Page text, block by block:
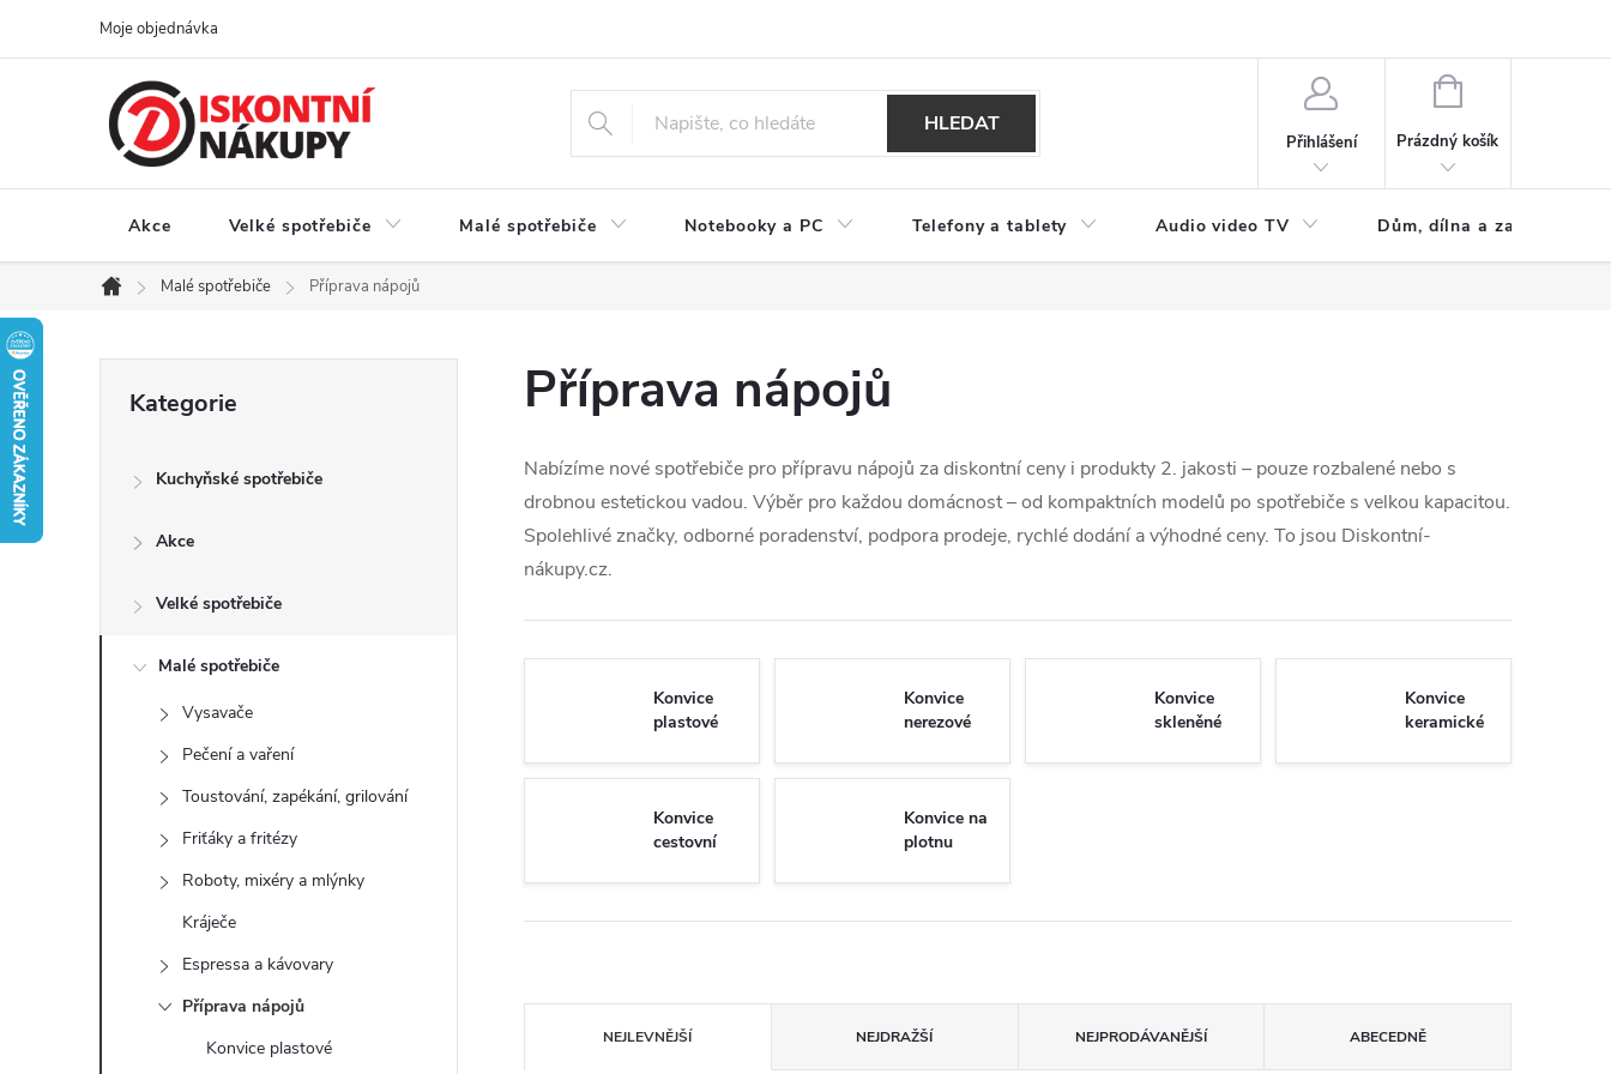
Moje objednávka
HLEDAT
Přihlášení
NÁKUPNÍ
Prázdný košík
Akce Velké spotřebiče Malé spotřebiče Notebooky a PC Telefony a tablety Audio video TV Dům, dílna a zahrada
Domů
Malé spotřebiče Příprava nápojů
r
kategorie
Kategorie
Kuchyňské spotřebiče
Akce
Velké spotřebiče
Malé spotřebiče
Vysavače
Pečení a vaření
Toustování, zapékání, grilování
Friťáky a fritézy
Roboty, mixéry a mlýnky
Kráječe
Espressa a kávovary
Příprava nápojů
Konvice plastové
Příprava nápojů
Nabízíme nové spotřebiče pro přípravu nápojů za diskontní ceny i produkty 2. jakosti – pouze rozbalené nebo s
drobnou estetickou vadou. Výběr pro každou domácnost – od kompaktních modelů po spotřebiče s velkou kapacitou.
Spolehlivé značky, odborné poradenství, podpora prodeje, rychlé dodání a výhodné ceny. To jsou Diskontní-
nákupy.cz.
Konvice
plastové
Konvice
nerezové
Konvice
skleněné
Konvice
keramické
Konvice
cestovní
Konvice na
plotnu
NEJLEVNĚJŠÍ NEJDRAŽŠÍ NEJPRODÁVANĚJŠÍ ABECEDNĚ